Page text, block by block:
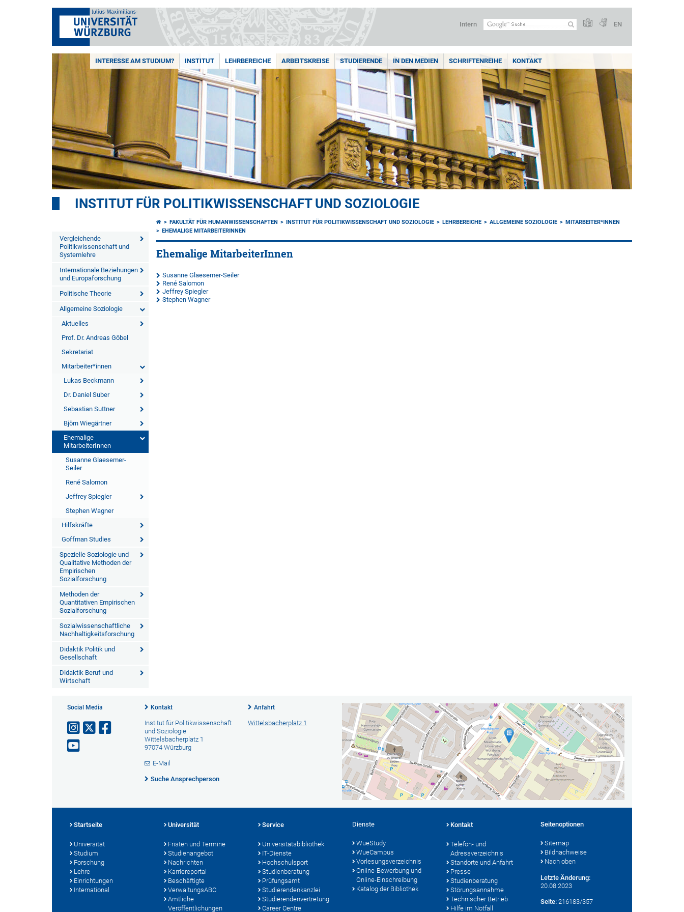
Intern EN
INTERESSE AM STUDIUM? INSTITUT LEHRBEREICHE ARBEITSKREISE STUDIERENDE IN DEN MEDIEN SCHRIFTENREIHE KONTAKT
INSTITUT FÜR POLITIKWISSENSCHAFT UND SOZIOLOGIE
Vergleichende
Politikwissenschaft und
Systemlehre
Internationale Beziehungen
und Europaforschung
Politische Theorie
Allgemeine Soziologie
Aktuelles
Prof. Dr. Andreas Göbel
Sekretariat
Mitarbeiter*innen
Lukas Beckmann
Dr. Daniel Suber
Sebastian Suttner
Björn Wiegärtner
Ehemalige
MitarbeiterInnen
Susanne Glaesemer-
Seiler
René Salomon
Jeffrey Spiegler
Stephen Wagner
Hilfskräfte
Goffman Studies
Spezielle Soziologie und
Qualitative Methoden der
Empirischen
Sozialforschung
Methoden der
Quantitativen Empirischen
Sozialforschung
Sozialwissenschaftliche
Nachhaltigkeitsforschung
Didaktik Politik und
Gesellschaft
Didaktik Beruf und
Wirtschaft
FAKULTÄT FÜR HUMANWISSENSCHAFTEN INSTITUT FÜR POLITIKWISSENSCHAFT UND SOZIOLOGIE LEHRBEREICHE ALLGEMEINE SOZIOLOGIE
MITARBEITER*INNEN
EHEMALIGE MITARBEITERINNEN
Ehemalige MitarbeiterInnen
Susanne Glaesemer-Seiler
René Salomon
Jeffrey Spiegler
Stephen Wagner
Social Media Kontakt
Institut für Politikwissenschaft
und Soziologie
Wittelsbacherplatz 1
97074 Würzburg
E-Mail
Suche Ansprechperson
Anfahrt
Wittelsbacherplatz 1
Startseite
Universität
Studium
Forschung
Lehre
Einrichtungen
International
Universität
Fristen und Termine
Studienangebot
Nachrichten
Karriereportal
Beschäftigte
VerwaltungsABC
Amtliche
Veröffentlichungen
Service
Universitätsbibliothek
IT-Dienste
Hochschulsport
Studienberatung
Prüfungsamt
Studierendenkanzlei
Studierendenvertretung
Career Centre
Dienste
WueStudy
WueCampus
Vorlesungsverzeichnis
Online-Bewerbung und
Online-Einschreibung
Katalog der Bibliothek
Kontakt
Telefon- und
Adressverzeichnis
Standorte und Anfahrt
Presse
Studienberatung
Störungsannahme
Technischer Betrieb
Hilfe im Notfall
Seitenoptionen
Sitemap
Bildnachweise
Nach oben
Letzte Änderung:
20.08.2023
Seite: 216183/357